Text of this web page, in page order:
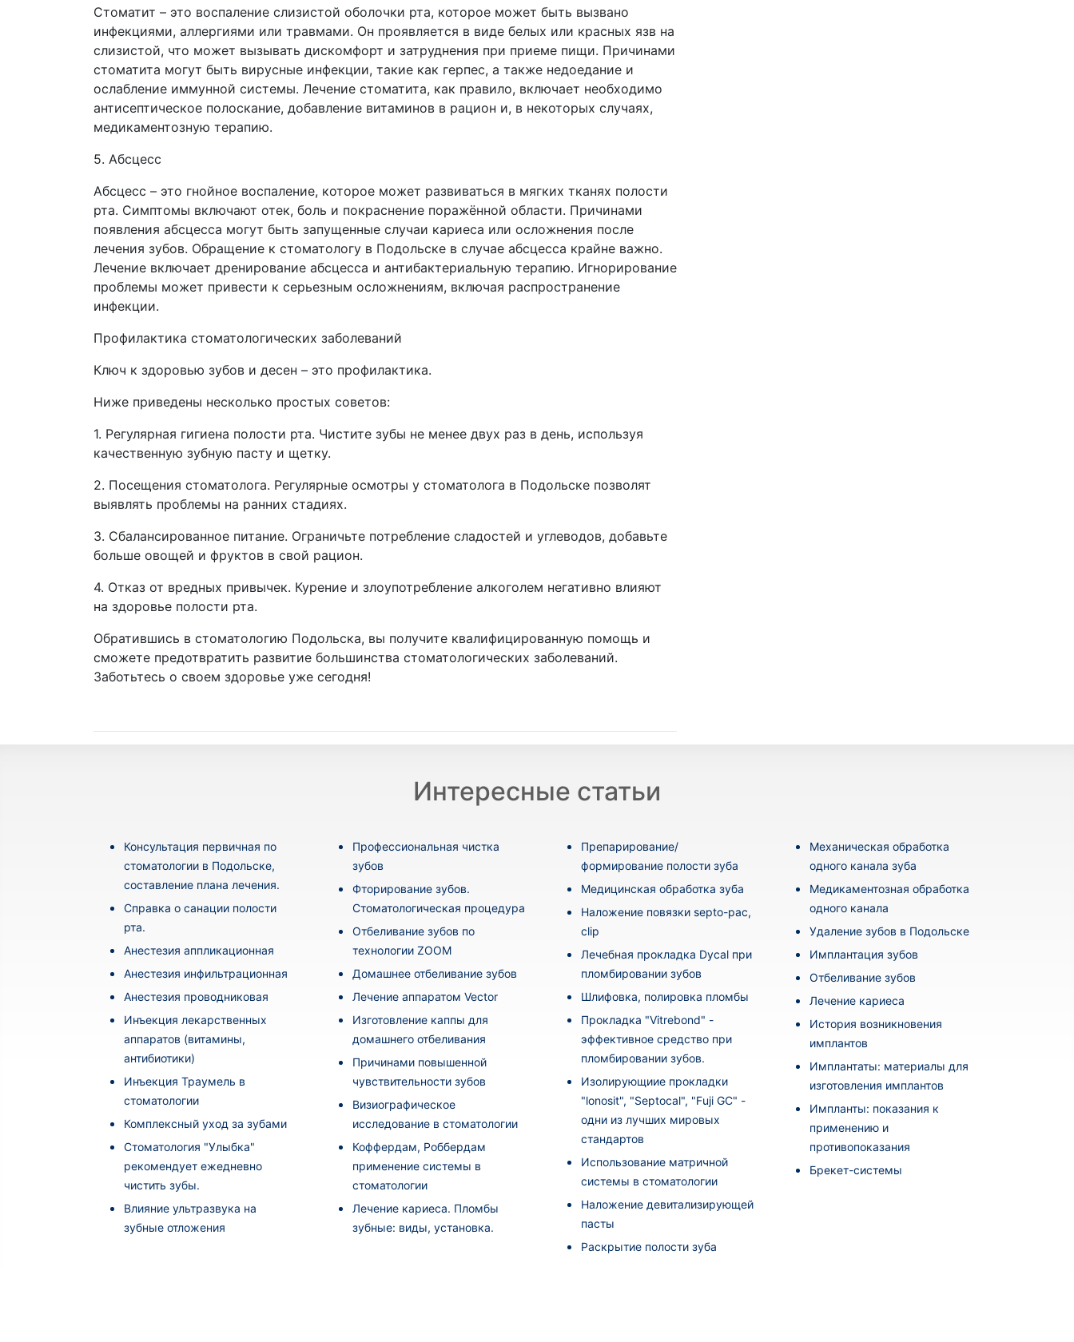
Стоматит – это воспаление слизистой оболочки рта, которое может быть вызвано
инфекциями, аллергиями или травмами. Он проявляется в виде белых или красных язв на
слизистой, что может вызывать дискомфорт и затруднения при приеме пищи. Причинами
стоматита могут быть вирусные инфекции, такие как герпес, а также недоедание и
ослабление иммунной системы. Лечение стоматита, как правило, включает необходимо
антисептическое полоскание, добавление витаминов в рацион и, в некоторых случаях,
медикаментозную терапию.
5. Абсцесс
Абсцесс – это гнойное воспаление, которое может развиваться в мягких тканях полости
рта. Симптомы включают отек, боль и покраснение поражённой области. Причинами
появления абсцесса могут быть запущенные случаи кариеса или осложнения после
лечения зубов. Обращение к стоматологу в Подольске в случае абсцесса крайне важно.
Лечение включает дренирование абсцесса и антибактериальную терапию. Игнорирование
проблемы может привести к серьезным осложнениям, включая распространение
инфекции.
Профилактика стоматологических заболеваний
Ключ к здоровью зубов и десен – это профилактика.
Ниже приведены несколько простых советов:
1. Регулярная гигиена полости рта. Чистите зубы не менее двух раз в день, используя
качественную зубную пасту и щетку.
2. Посещения стоматолога. Регулярные осмотры у стоматолога в Подольске позволят
выявлять проблемы на ранних стадиях.
3. Сбалансированное питание. Ограничьте потребление сладостей и углеводов, добавьте
больше овощей и фруктов в свой рацион.
4. Отказ от вредных привычек. Курение и злоупотребление алкоголем негативно влияют
на здоровье полости рта.
Обратившись в стоматологию Подольска, вы получите квалифицированную помощь и
сможете предотвратить развитие большинства стоматологических заболеваний.
Заботьтесь о своем здоровье уже сегодня!
Интересные статьи
Консультация первичная по
стоматологии в Подольске,
составление плана лечения.
Cправка о санации полости
рта.
Анестезия аппликационная
Анестезия инфильтрационная
Анестезия проводниковая
Инъекция лекарственных
аппаратов (витамины,
антибиотики)
Инъекция Траумель в
стоматологии
Комплексный уход за зубами
Стоматология "Улыбка"
рекомендует ежедневно
чистить зубы.
Влияние ультразвука на
зубные отложения
Профессиональная чистка
зубов
Фторирование зубов.
Стоматологическая процедура
Отбеливание зубов по
технологии ZOOM
Домашнее отбеливание зубов
Лечение аппаратом Vector
Изготовление каппы для
домашнего отбеливания
Причинами повышенной
чувствительности зубов
Визиографическое
исследование в стоматологии
Коффердам, Роббердам
применение системы в
стоматологии
Лечение кариеса. Пломбы
зубные: виды, установка.
Препарирование/
формирование полости зуба
Медицинская обработка зуба
Наложение повязки septo-pac,
clip
Лечебная прокладка Dycal при
пломбировании зубов
Шлифовка, полировка пломбы
Прокладка "Vitrebond" -
эффективное средство при
пломбировании зубов.
Изолирующиие прокладки
"lonosit", "Septocal", "Fuji GC" -
одни из лучших мировых
стандартов
Использование матричной
системы в стоматологии
Наложение девитализирующей
пасты
Раскрытие полости зуба
Механическая обработка
одного канала зуба
Медикаментозная обработка
одного канала
Удаление зубов в Подольске
Имплантация зубов
Отбеливание зубов
Лечение кариеса
История возникновения
имплантов
Имплантаты: материалы для
изготовления имплантов
Импланты: показания к
применению и
противопоказания
Брекет-системы